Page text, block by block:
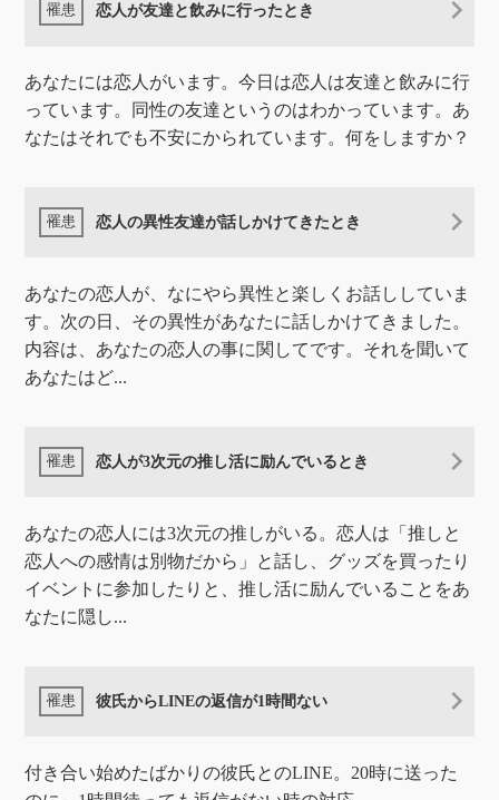
恋人が友達と飲みに行ったとき
あなたには恋人がいます。今日は恋人は友達と飲みに行
っています。同性の友達というのはわかっています。あ
なたはそれでも不安にかられています。何をしますか？
恋人の異性友達が話しかけてきたとき
あなたの恋人が、なにやら異性と楽しくお話ししていま
す。次の日、その異性があなたに話しかけてきました。
内容は、あなたの恋人の事に関してです。それを聞いて
あなたはど...
恋人が3次元の推し活に励んでいるとき
あなたの恋人には3次元の推しがいる。恋人は「推しと
恋人への感情は別物だから」と話し、グッズを買ったり
イベントに参加したりと、推し活に励んでいることをあ
なたに隠し...
彼氏からLINEの返信が1時間ない
付き合い始めたばかりの彼氏とのLINE。20時に送った